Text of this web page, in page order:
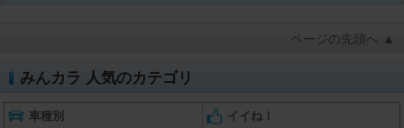
ページの先頭へ ▲
みんカラ 人気のカテゴリ
車種別 イイね！